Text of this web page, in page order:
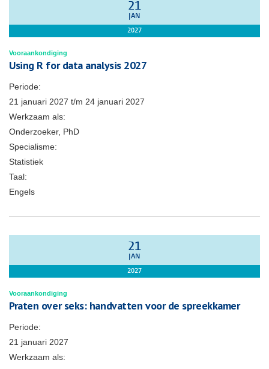
21
JAN
2027
Vooraankondiging
Using R for data analysis 2027
Periode:
21 januari 2027 t/m 24 januari 2027
Werkzaam als:
Onderzoeker, PhD
Specialisme:
Statistiek
Taal:
Engels
21
JAN
2027
Vooraankondiging
Praten over seks: handvatten voor de spreekkamer
Periode:
21 januari 2027
Werkzaam als: